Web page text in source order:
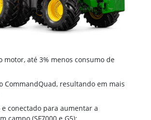
motor, até 3% menos consumo de
CommandQuad, resultando em mais
e conectado para aumentar a